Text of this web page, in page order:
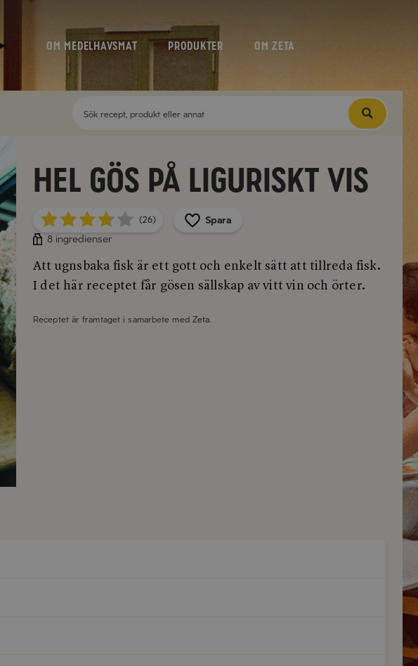
OM MEDELHAVSMAT PRODUKTER OM ZETA
Hel gös på liguriskt vis
(26)
Spara
8 ingredienser
Att ugnsbaka fisk är ett gott och enkelt sätt att tillreda fisk.
I det här receptet får gösen sällskap av vitt vin och örter.
Receptet är framtaget i samarbete med Zeta.